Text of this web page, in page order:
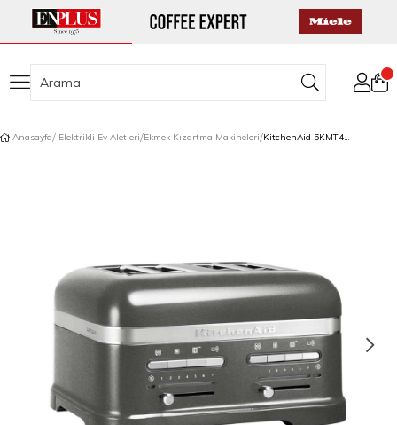
Anasayfa Elektrikli Ev Aletleri Ekmek Kızartma Makineleri KitchenAid 5KMT4205EMS Artisan 4 Yuvalı Ekmek Kızartma Makinesi Medallion Silver